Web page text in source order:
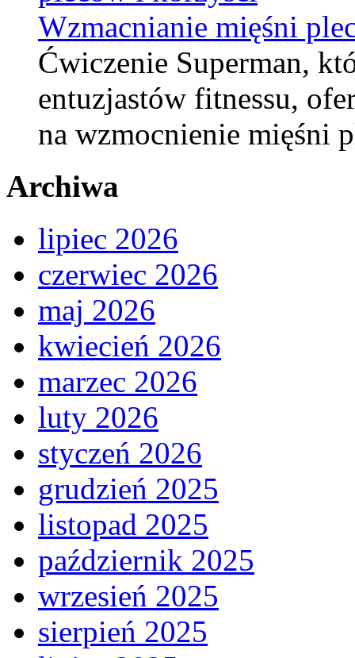
Wzmacnianie mięśni
Ćwiczenie Superman,
entuzjastów fitnessu,
na wzmocnienie mięśni
Archiwa
lipiec 2026
czerwiec 2026
maj 2026
kwiecień 2026
marzec 2026
luty 2026
styczeń 2026
grudzień 2025
listopad 2025
październik 2025
wrzesień 2025
sierpień 2025